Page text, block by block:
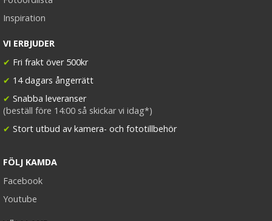
Inspiration
VI ERBJUDER
✔ Fri frakt över 500kr
✔ 14 dagars ångerrätt
✔ Snabba leveranser
(beställ före 14:00 så skickar vi idag*)
✔ Stort utbud av kamera- och fototillbehör
FÖLJ KAMDA
Facebook
Youtube